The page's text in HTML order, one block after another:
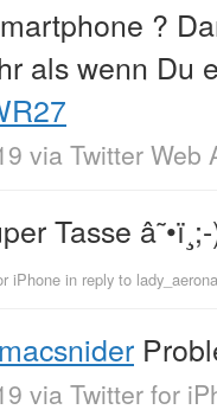
?
als wenn Du
via Twitter Web
Tasse
iPhone in reply to
macsnider
via Twitter for